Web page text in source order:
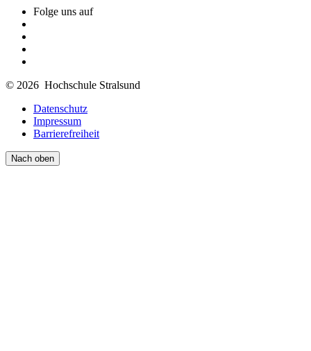
Folge uns auf
© 2026 Hochschule Stralsund
Datenschutz
Impressum
Barrierefreiheit
Nach oben